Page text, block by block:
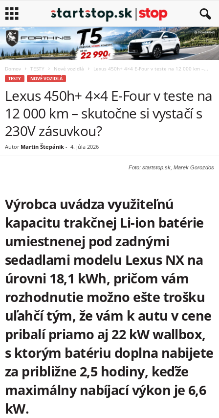
Domov TESTY Nové vozidlá Lexus 450h+ 4×4 E-Four v teste na 12 000 km –...
TESTY NOVÉ VOZIDLÁ
Lexus 450h+ 4×4 E-Four v teste na
12 000 km – skutočne si vystačí s
230V zásuvkou?
Autor Martin Štepánik - 4. júla 2026
Foto: startstop.sk, Marek Gorozdos
Výrobca uvádza využiteľnú
kapacitu trakčnej Li-ion batérie
umiestnenej pod zadnými
sedadlami modelu Lexus NX na
úrovni 18,1 kWh, pričom vám
rozhodnutie možno ešte trošku
uľahčí tým, že vám k autu v cene
pribalí priamo aj 22 kW wallbox,
s ktorým batériu doplna nabijete
za približne 2,5 hodiny, keďže
maximálny nabíjací výkon je 6,6
kW.